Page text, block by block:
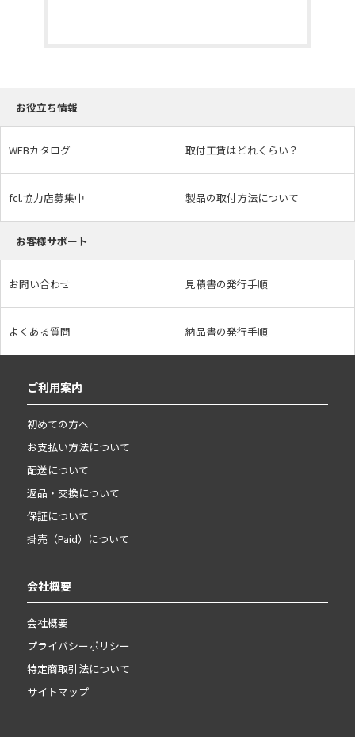
お役立ち情報
WEBカタログ 取付工賃はどれくらい？
fcl.協力店募集中 製品の取付方法について
お客様サポート
お問い合わせ 見積書の発行手順
よくある質問 納品書の発行手順
ご利用案内
初めての方へ
お支払い方法について
配送について
返品・交換について
保証について
掛売（Paid）について
会社概要
会社概要
プライバシーポリシー
特定商取引法について
サイトマップ